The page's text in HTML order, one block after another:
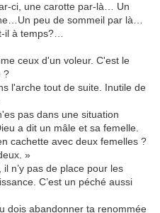
ci, une carotte par-là… Un
peu de sommeil par là…
il à temps?…
ceux d'un voleur. C'est le
?
l'arche tout de suite. Inutile de
pas dans une situation
a dit un mâle et sa femelle.
cachette avec deux femelles ?
»
n’y pas de place pour les
C’est un péché aussi
dois abandonner ta renommée